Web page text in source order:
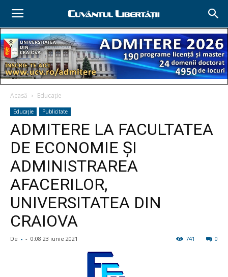
Acasă Educație
Educație Publicitate
ADMITERE LA FACULTATEA
DE ECONOMIE ŞI
ADMINISTRAREA
AFACERILOR,
UNIVERSITATEA DIN
CRAIOVA
De - - 0:08 23 iunie 2021 0
741